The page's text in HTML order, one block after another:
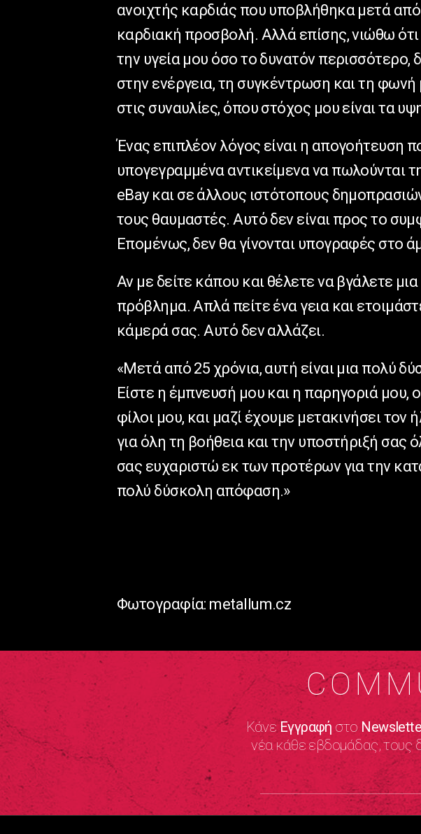
ανοιχτής καρδιάς που υποβλήθηκα μετά
καρδιακή προσβολή. Αλλά επίσης, νιώθω
την υγεία μου όσο το δυνατόν περισσότερο,
στην ενέργεια, τη συγκέντρωση και τη φωνή
στις συναυλίες, όπου στόχος μου είναι τα
Ένας επιπλέον λόγος είναι η απογοήτευση
υπογεγραμμένα αντικείμενα να πωλούνται
eBayκαι σε άλλους ιστότοπους
τους θαυμαστές. Αυτό δεν είναι προς το
Επομένως, δεν θα γίνονται υπογραφές στο
Αν με δείτε κάπου και θέλετε να βγάλετε μια
πρόβλημα. Απλά πείτε ένα γεια και
κάμερά σας. Αυτό δεν αλλάζει.
«Μετά από 25 χρόνια, αυτή είναι μια πολύ
Είστε η έμπνευσή μου και η παρηγοριά μου,
φίλοι μου, και μαζί έχουμε μετακινήσει τον
για όλη τη βοήθεια και την υποστήριξή σας
σας ευχαριστώ εκ των προτέρων για την
πολύ δύσκολη απόφαση.»
Φωτογραφία: metallum.cz
ΚάνεΕγγραφή στο
νέα κάθε εβδομάδας, τους